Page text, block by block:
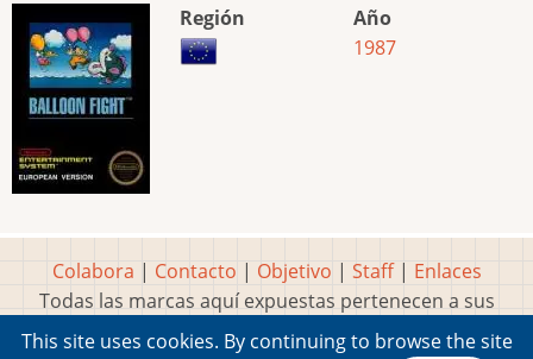
Región
Año
1987
Colabora | Contacto | Objetivo | Staff| Enlaces
Todas las marcas aquí expuestas pertenecen a sus
respectivos y legítimos dueños
This site uses cookies. By continuing to browse the site